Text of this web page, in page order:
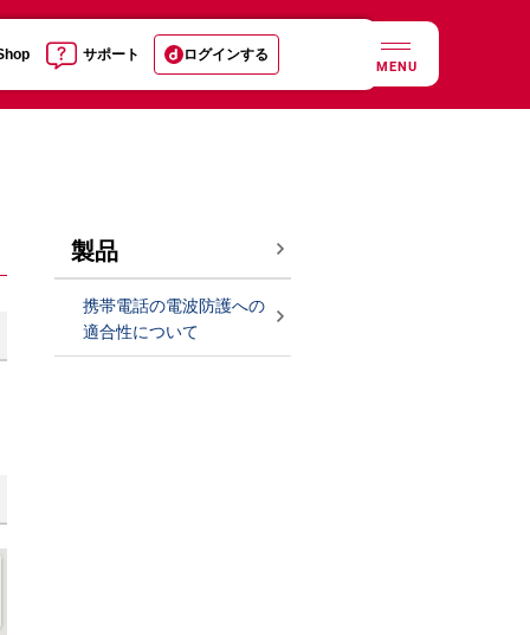
サポート ログインする
MENU
製品
携帯電話の電波防護への
適合性について